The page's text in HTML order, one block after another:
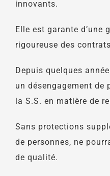
innovants.
Elle est garante d’une
rigoureuse des
Depuis quelques
un désengagement de
la S.S. en matière de
Sans protections
de personnes, ne
de qualité.